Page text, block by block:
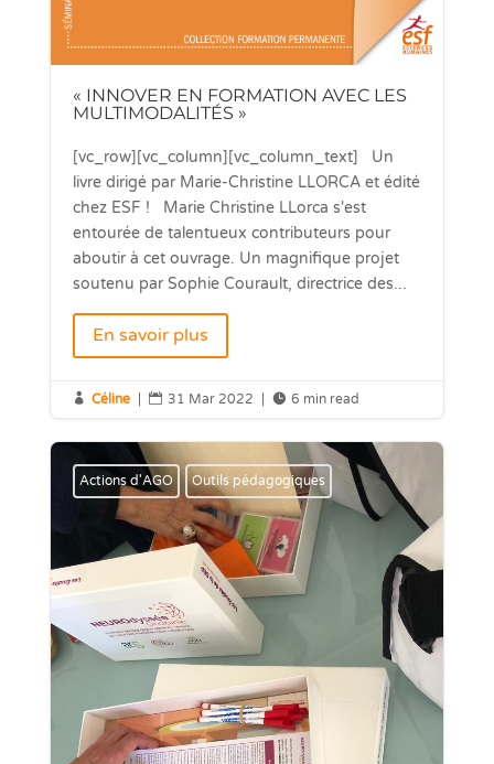
« INNOVER EN FORMATION AVEC LES
MULTIMODALITÉS »
[vc_row][vc_column][vc_column_text] Un
livre dirigé par Marie-Christine LLORCA et édité
chez ESF ! Marie Christine LLorca s'est
entourée de talentueux contributeurs pour
aboutir à cet ouvrage. Un magnifique projet
soutenu par Sophie Courault, directrice des...
En savoir plus
 Céline |  31 Mar 2022 |  6 min read
Actions d'AGO Outils pédagogiques